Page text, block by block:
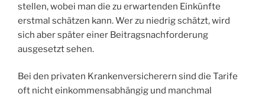
stellen, wobei man die zu erwartenden Einkünfte
erstmal schätzen kann. Wer zu niedrig schätzt, wird
sich aber später einer Beitragsnachforderung
ausgesetzt sehen.
Bei den privaten Krankenversicherern sind die Tarife
oft nicht einkommensabhängig und manchmal